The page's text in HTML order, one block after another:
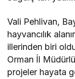
Vali Pehlivan,
hayvancılık
illerinden biri
Orman İl
projeler hayata